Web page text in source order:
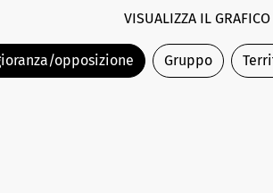
VISUALIZZA IL GRAFICO
opposizione Gruppo